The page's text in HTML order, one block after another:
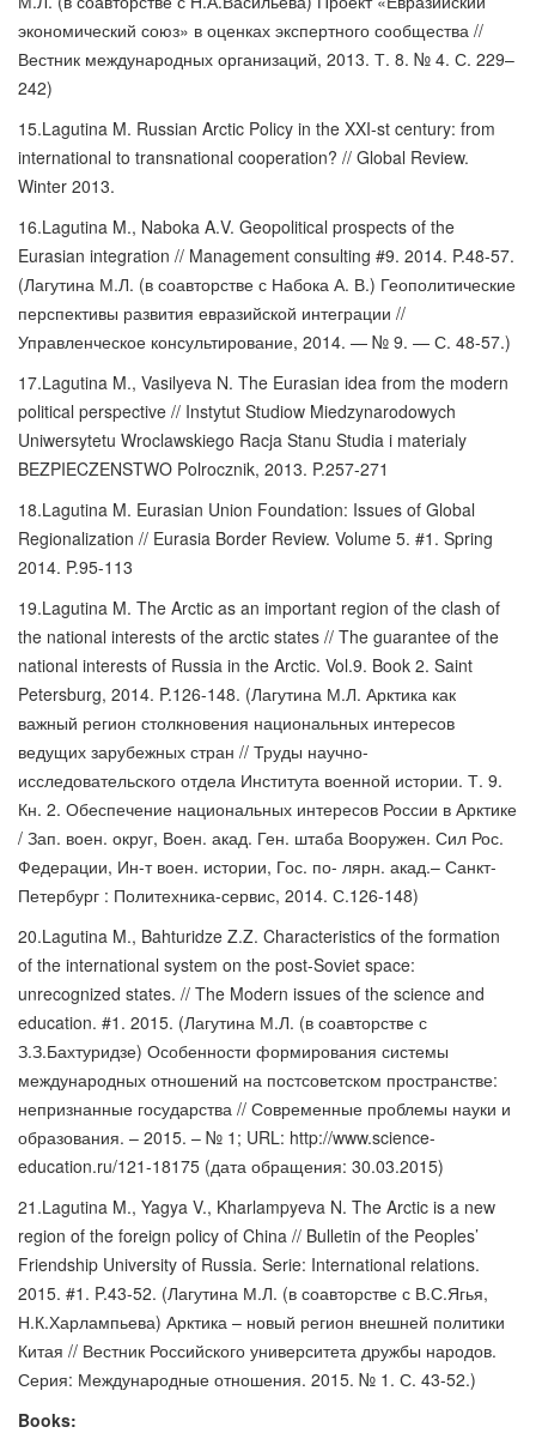
экономический союз» в оценках экспертного сообщества //
Вестник международных организаций, 2013. Т. 8. № 4. С. 229–
242)
15.Lagutina M. Russian Arctic Policy in the XXI-st century: from
international to transnational cooperation? // Global Review.
Winter 2013.
16.Lagutina M., Naboka A.V. Geopolitical prospects of the
Eurasian integration // Management consulting #9. 2014. P.48-57.
(Лагутина М.Л. (в соавторстве с Набока А. В.) Геополитические
перспективы развития евразийской интеграции //
Управленческое консультирование, 2014. — № 9. — С. 48-57.)
17.Lagutina M., Vasilyeva N. The Eurasian idea from the modern
political perspective // Instytut Studiow Miedzynarodowych
Uniwersytetu Wroclawskiego Racja Stanu Studia i materialy
BEZPIECZENSTWO Polrocznik, 2013. P.257-271
18.Lagutina M. Eurasian Union Foundation: Issues of Global
Regionalization // Eurasia Border Review. Volume 5. #1. Spring
2014. P.95-113
19.Lagutina M. The Arctic as an important region of the clash of
the national interests of the arctic states // The guarantee of the
national interests of Russia in the Arctic. Vol.9. Book 2. Saint
Petersburg, 2014. P.126-148. (Лагутина М.Л. Арктика как
важный регион столкновения национальных интересов
ведущих зарубежных стран // Труды научно-
исследовательского отдела Института военной истории. Т. 9.
Кн. 2. Обеспечение национальных интересов России в Арктике
/ Зап. воен. округ, Воен. акад. Ген. штаба Вооружен. Сил Рос.
Федерации, Ин-т воен. истории, Гос. по- лярн. акад.– Санкт-
Петербург : Политехника-сервис, 2014. С.126-148)
20.Lagutina M., Bahturidze Z.Z. Characteristics of the formation
of the international system on the post-Soviet space:
unrecognized states. // The Modern issues of the science and
education. #1. 2015. (Лагутина М.Л. (в соавторстве с
З.З.Бахтуридзе) Особенности формирования системы
международных отношений на постсоветском пространстве:
непризнанные государства // Современные проблемы науки и
образования. – 2015. – № 1; URL: http://www.science-
education.ru/121-18175 (дата обращения: 30.03.2015)
21.Lagutina M., Yagya V., Kharlampyeva N. The Arctic is a new
region of the foreign policy of China // Bulletin of the Peoples’
Friendship University of Russia. Serie: International relations.
2015. #1. P.43-52. (Лагутина М.Л. (в соавторстве с В.С.Ягья,
Н.К.Харлампьева) Арктика – новый регион внешней политики
Китая // Вестник Российского университета дружбы народов.
Серия: Международные отношения. 2015. № 1. С. 43-52.)
Books: